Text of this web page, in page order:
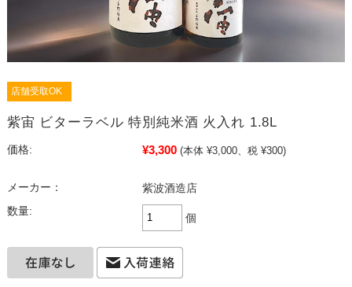
店舗受取OK
紫宙 ビターラベル 特別純米酒 火入れ 1.8L
価格: ¥3,300 (本体 ¥3,000、税 ¥300)
メーカー：
紫波酒造店
数量:
個